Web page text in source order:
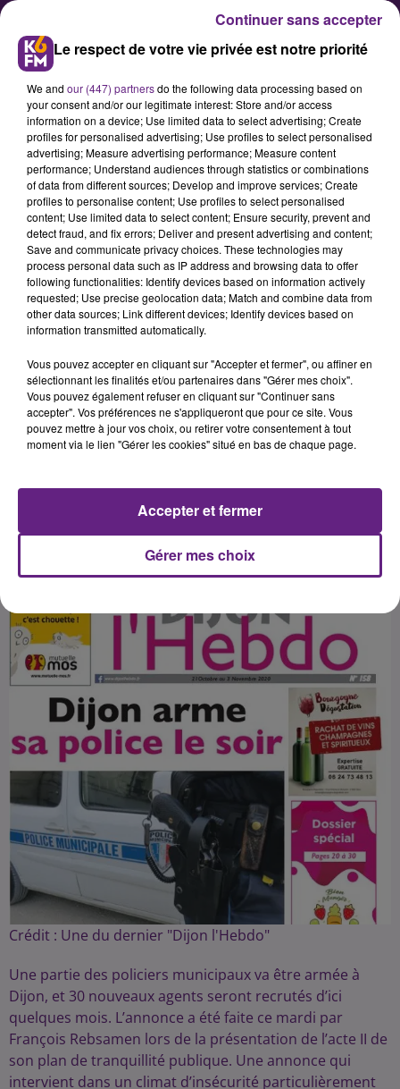
Le journal « Dijon l’hebdo »
revient sur le renforcement de la
police municipale à Dijon
Dans son dernier numéro qui
parait ce mercredi 21 octobre, la
rédaction du journal « Dijon l’hebdo
formulées ce mardi par François
Rebsamen à propos du
renforcement des effectifs de la
police municipale dans la Cité des
Publié : 21 octobre 2020 à 10h25 par Fabrice Aubry
Crédit : Une du dernier "Dijon l'Hebdo"
Une partie des policiers municipaux va être armée à
Dijon, et 30 nouveaux agents seront recrutés d’ici
quelques mois. L’annonce a été faite ce mardi par
François Rebsamen lors de la présentation de l’acte II de
son plan de tranquillité publique. Une annonce qui
intervient dans un climat d’insécurité particulièrement
Le respect de votre vie privée est notre priorité
We and our (447) partnersdo the following data processing based on
your consent and/or our legitimate interest: Store and/or access
information on a device; Use limited data to select advertising; Create
profiles for personalised advertising; Use profiles to select personalised
advertising; Measure advertising performance; Measure content
performance; Understand audiences through statistics or combinations
of data from different sources; Develop and improve services; Create
profiles to personalise content; Use profiles to select personalised
content; Use limited data to select content; Ensure security, prevent and
detect fraud, and fix errors; Deliver and present advertising and content;
Save and communicate privacy choices. These technologies may
process personal data such as IP address and browsing data to offer
following functionalities: Identify devices based on information actively
requested; Use precise geolocation data; Match and combine data from
other data sources; Link different devices; Identify devices based on
information transmitted automatically.
Vous pouvez accepter en cliquant sur "Accepter et fermer", ou affiner en
sélectionnant les finalités et/ou partenaires dans "Gérer mes choix".
Vous pouvez également refuser en cliquant sur "Continuer sans
accepter". Vos préférences ne s'appliqueront que pour ce site. Vous
pouvez mettre à jour vos choix, ou retirer votre consentement à tout
moment via le lien "Gérer les cookies" situé en bas de chaque page.
Gérer mes choix
Accepter et fermer
Continuer sans accepter